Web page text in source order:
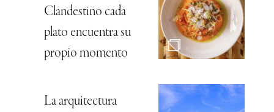
Clandestino cada
plato encuentra su
propio momento
La arquitectura